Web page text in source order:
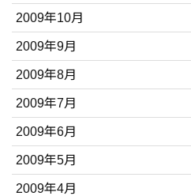
2009年10月
2009年9月
2009年8月
2009年7月
2009年6月
2009年5月
2009年4月